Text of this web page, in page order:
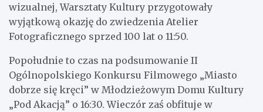
wizualnej, Warsztaty Kultury przygotowały
wyjątkową okazję do zwiedzenia Atelier
Fotograficznego sprzed 100 lat o 11:50.
Popołudnie to czas na podsumowanie II
Ogólnopolskiego Konkursu Filmowego „Miasto
dobrze się kręci” w Młodzieżowym Domu Kultury
„Pod Akacją” o 16:30. Wieczór zaś obfituje w